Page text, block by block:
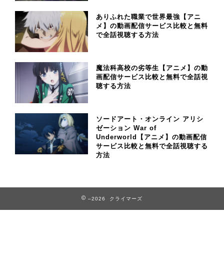
ありふれた職業で世界最強【アニ
メ】の動画配信サービス比較と無料
で全話視聴する方法
魔法科高校の劣等生【アニメ】の動
画配信サービス比較と無料で全話視
聴する方法
ソードアート・オンライン アリシ
ゼーション War of
Underworld【アニメ】の動画配信
サービス比較と無料で全話視聴する
方法
–2026 クライマーズ